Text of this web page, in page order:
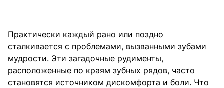
Практически каждый рано или поздно
сталкивается с проблемами, вызванными зубами
мудрости. Эти загадочные рудименты,
расположенные по краям зубных рядов, часто
становятся источником дискомфорта и боли. Что